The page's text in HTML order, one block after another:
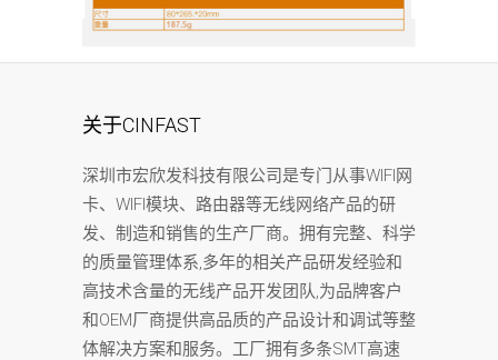
关于CINFAST
深圳市宏欣发科技有限公司是专门从事WIFI网
卡、WIFI模块、路由器等无线网络产品的研
发、制造和销售的生产厂商。拥有完整、科学
的质量管理体系,多年的相关产品研发经验和
高技术含量的无线产品开发团队,为品牌客户
和OEM厂商提供高品质的产品设计和调试等整
体解决方案和服务。工厂拥有多条SMT高速